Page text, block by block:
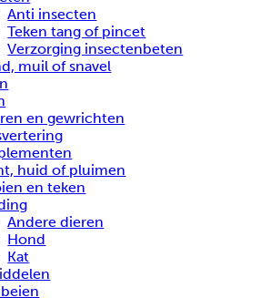
Anti insecten
Teken tang of pincet
Verzorging insectenbeten
muil of snavel
en gewrichten
huid of pluimen
en teken
Andere dieren
Hond
Kat